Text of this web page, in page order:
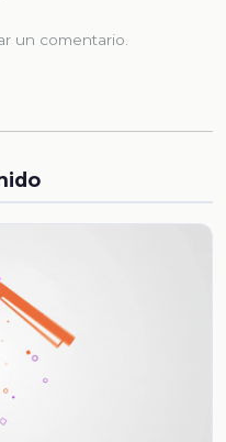
un comentario.